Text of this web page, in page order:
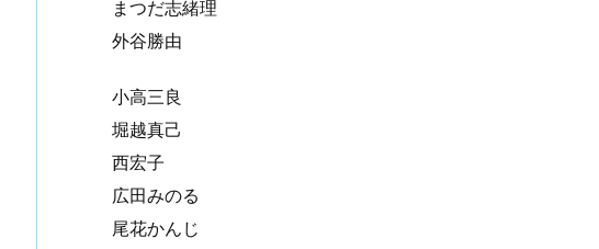
まつだ志緒理
外谷勝由
小高三良
堀越真己
西宏子
広田みのる
尾花かんじ